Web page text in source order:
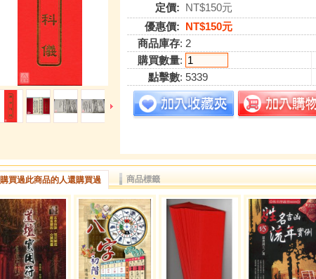
定價: NT$150元
優惠價: NT$150元
商品庫存: 2
購買數量:
點擊數: 5339
購買過此商品的人還購買過 商品標籤